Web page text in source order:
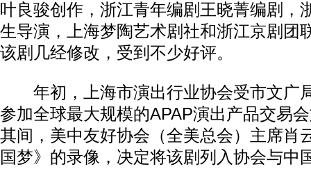
叶良骏创作，浙江青年编剧王晓菁编剧，
生导演，上海梦陶艺术剧社和浙江京剧团
该剧几经修改，受到不少好评。
年初，上海市演出行业协会受市文广
参加全球最大规模的APAP演出产品交易
其间，美中友好协会（全美总会）主席肖
国梦》的录像，决定将该剧列入协会与中